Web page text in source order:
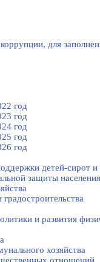
для
год
год
год
год
год
детей-сирот
защиты населения
и развития
хозяйства